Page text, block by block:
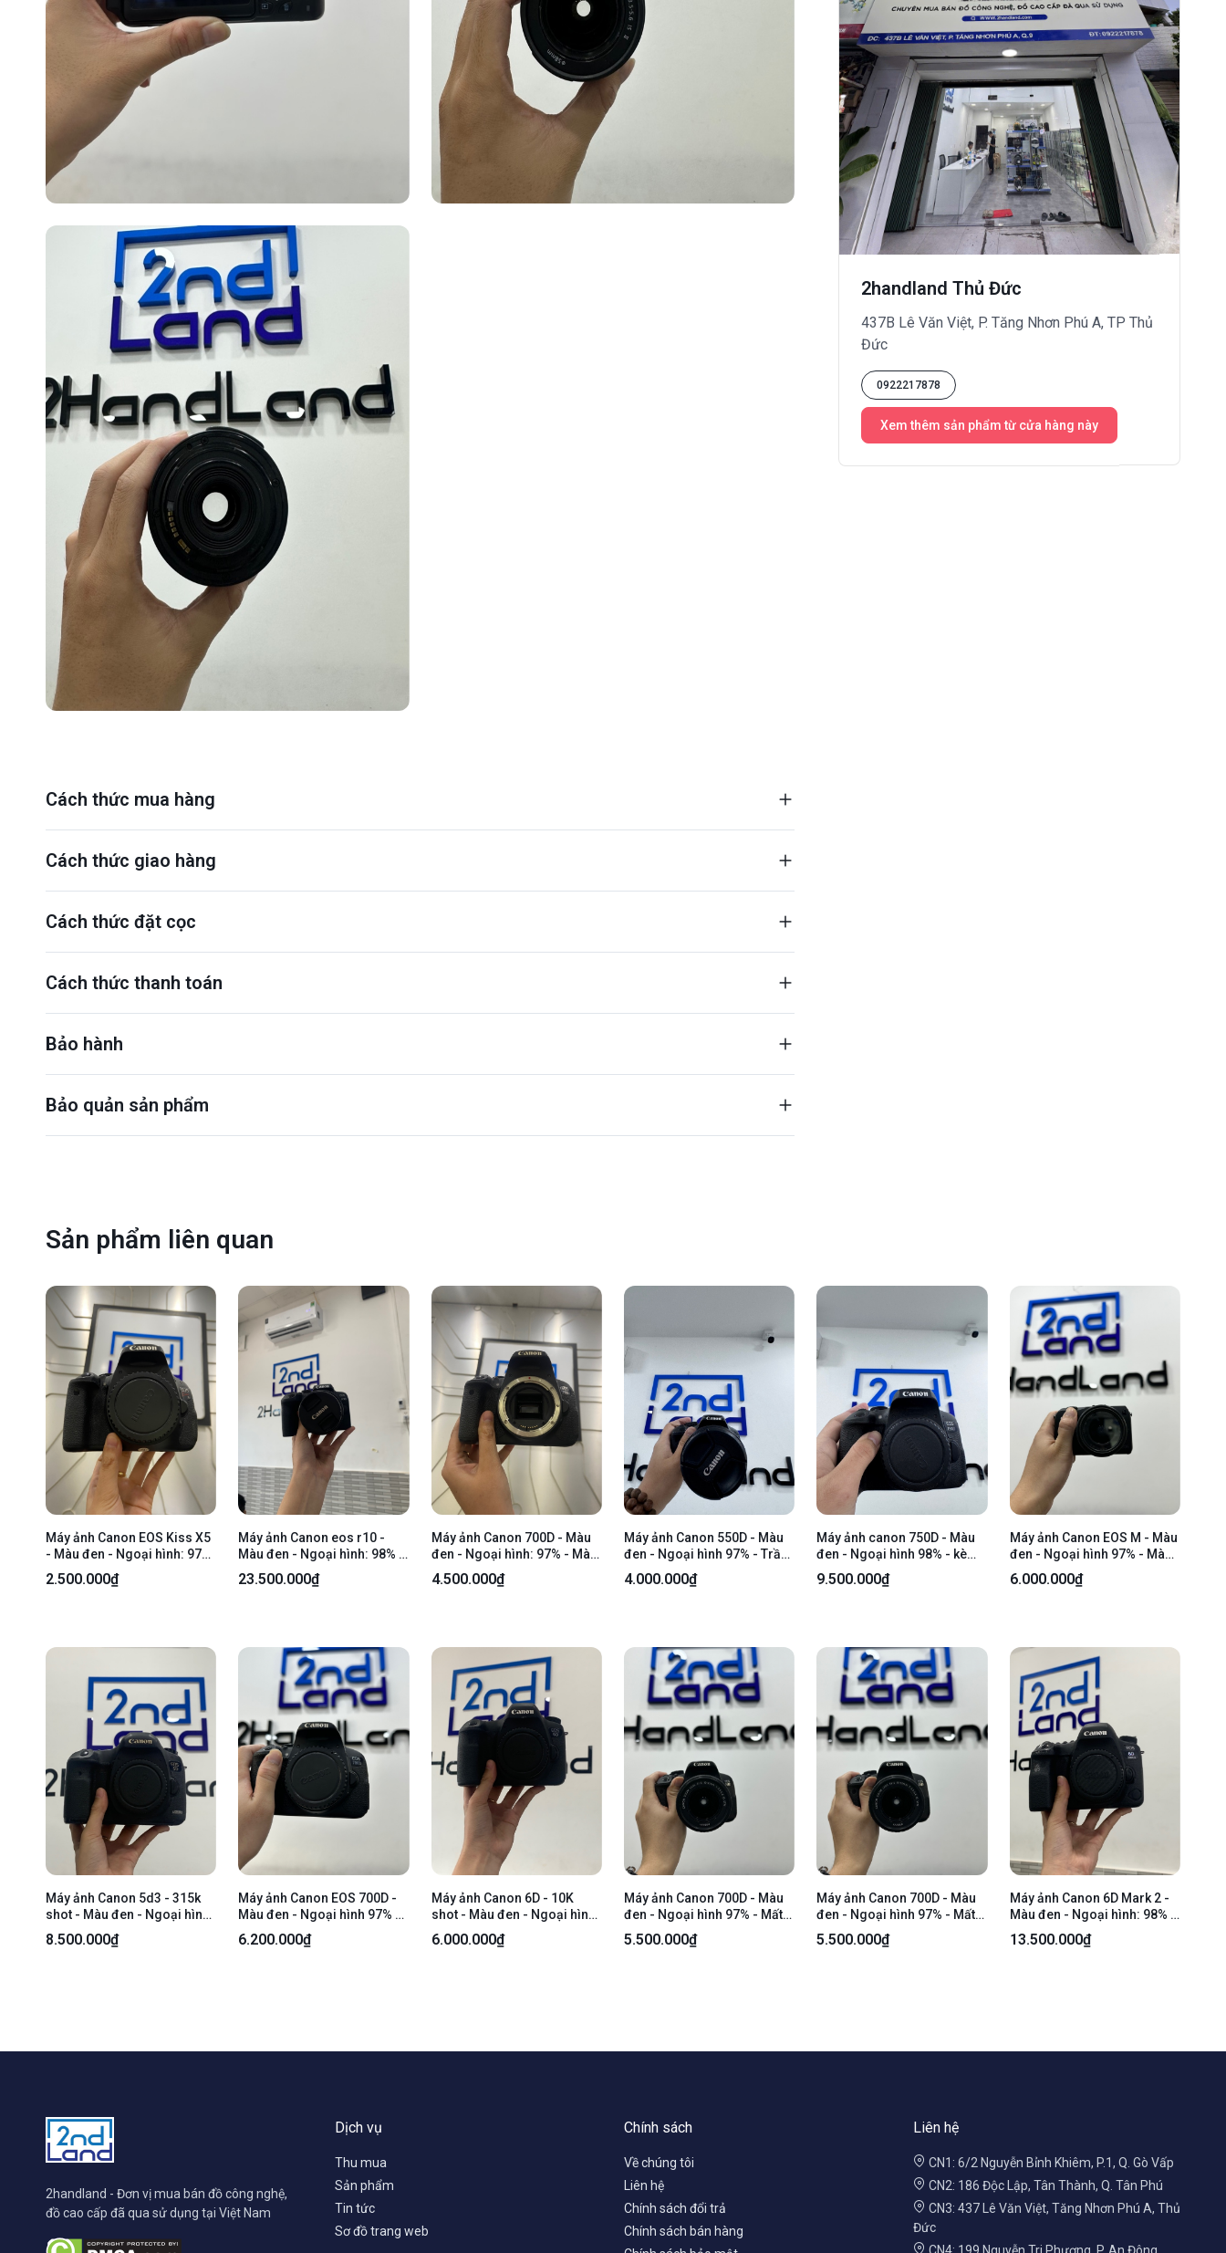
2handland Thủ Đức
437B Lê Văn Việt, P. Tăng Nhơn Phú A, TP Thủ
Đức
0922217878
Xem thêm sản phẩm từ cửa hàng này
Cách thức mua hàng
Cách thức giao hàng
Cách thức đặt cọc
Cách thức thanh toán
Bảo hành
Bảo quản sản phẩm
Sản phẩm liên quan
Máy ảnh Canon EOS Kiss X5
- Màu đen - Ngoại hình: 97%
- Màn ám hồng, lưu ảnh
nặng, mất 2 miếng cao su
2.500.000₫
Máy ảnh Canon eos r10 -
Màu đen - Ngoại hình: 98% -
Fullbox, kèm lens kit RF-S
18-150mm F3.5-6.3 IS STM
23.500.000₫
Máy ảnh Canon 700D - Màu
đen - Ngoại hình: 97% - Màn
ám viền vàng, sensor có 2
chấm, máy xước, mất cao
4.500.000₫
Máy ảnh Canon 550D - Màu
đen - Ngoại hình 97% - Trầy
xước, mất đệm da 1 góc, bể
cao su che cổng kết nối -
4.000.000₫
Máy ảnh canon 750D - Màu
đen - Ngoại hình 98% - kèm
1 pin, 1 sạc, 1 túi , Kèm lens
EFS 18-55mm, f3.5-5 6, is
9.500.000₫
Máy ảnh Canon EOS M - Màu
đen - Ngoại hình 97% - Màn
ám vàng theo thời gian sử
dụng - Kèm túi đựng + 2 pin
6.000.000₫
Máy ảnh Canon 5d3 - 315k
shot - Màu đen - Ngoại hình:
96% - Kèm 2 pin + sạc
8.500.000₫
Máy ảnh Canon EOS 700D -
Màu đen - Ngoại hình 97% -
Bụi ống ngắm - Kèm túi
đựng + 1 Sạc + 2 Pin + Lens
6.200.000₫
Máy ảnh Canon 6D - 10K
shot - Màu đen - Ngoại hình:
97% - Kèm 1 pin + sạc
6.000.000₫
Máy ảnh Canon 700D - Màu
đen - Ngoại hình 97% - Mất
núm cao su chụp nắp pin
cổng kết nối, màn ám tối viền
5.500.000₫
Máy ảnh Canon 700D - Màu
đen - Ngoại hình 97% - Mất
núm cao su chụp nắp pin
cổng kết nối, màn ám tối viền
5.500.000₫
Máy ảnh Canon 6D Mark 2 -
Màu đen - Ngoại hình: 98% -
Có dán carbon - Kèm 1 pin +
1 sạc
13.500.000₫
2handland - Đơn vị mua bán đồ công nghệ,
đồ cao cấp đã qua sử dụng tại Việt Nam
Dịch vụ
Thu mua
Sản phẩm
Tin tức
Sơ đồ trang web
Chính sách
Về chúng tôi
Liên hệ
Chính sách đổi trả
Chính sách bán hàng
Liên hệ
CN1: 6/2 Nguyễn Bỉnh Khiêm, P.1, Q. Gò Vấp
CN2: 186 Độc Lập, Tân Thành, Q. Tân Phú
CN3: 437 Lê Văn Việt, Tăng Nhơn Phú A, Thủ
Đức